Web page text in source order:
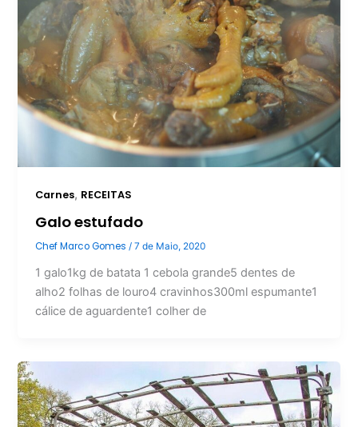
Carnes, RECEITAS
Galo estufado
Chef Marco Gomes/7 de Maio, 2020
1 galo1kg de batata 1 cebola grande5 dentes de
alho2 folhas de louro4 cravinhos300ml espumante1
cálice de aguardente1 colher de